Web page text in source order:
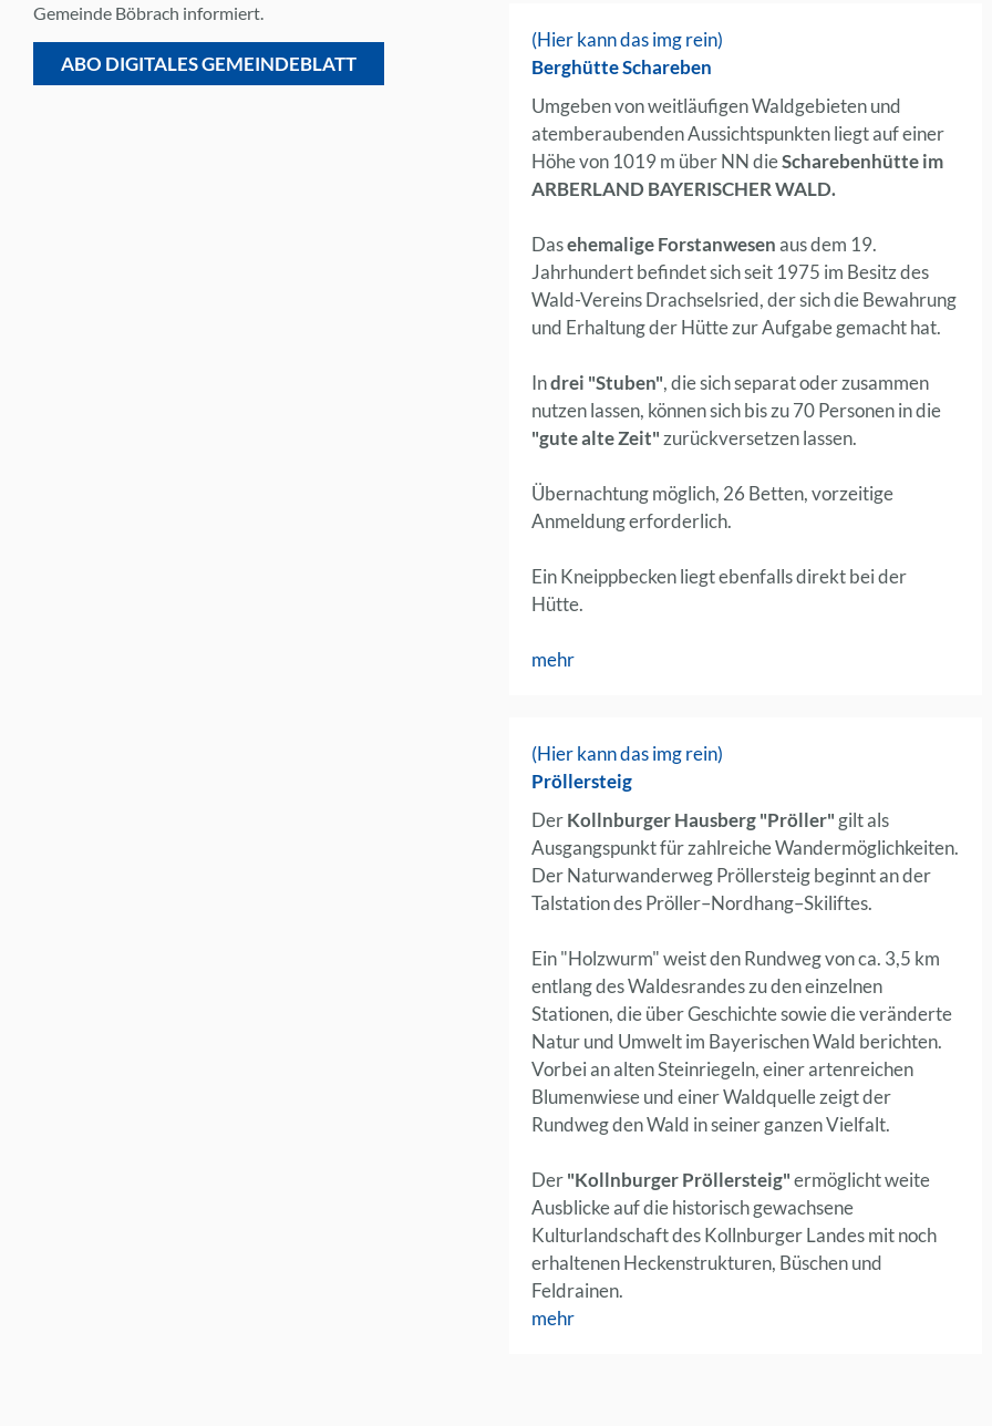
(Hier kann das img rein)
Berghütte Schareben
Umgeben von weitläufigen Waldgebieten und
atemberaubenden Aussichtspunkten liegt auf einer
Höhe von 1019 m über NN dieScharebenhütte im
ARBERLAND BAYERISCHER WALD.
Dasehemalige Forstanwesenaus dem 19.
Jahrhundert befindet sich seit 1975 im Besitz des
Wald-Vereins Drachselsried, der sich die Bewahrung
und Erhaltung der Hütte zur Aufgabe gemacht hat.
Indrei "Stuben", die sich separat oder zusammen
nutzen lassen, können sich bis zu 70 Personen in die
"gute alte Zeit"zurückversetzen lassen.
Übernachtung möglich, 26 Betten, vorzeitige
Anmeldung erforderlich.
Ein Kneippbecken liegt ebenfalls direkt bei der
Hütte.
mehr
(Hier kann das img rein)
Pröllersteig
DerKollnburger Hausberg "Pröller" gilt als
Ausgangspunkt für zahlreiche Wandermöglichkeiten.
Der Naturwanderweg Pröllersteig beginnt an der
Talstation des Pröller–Nordhang–Skiliftes.
Ein "Holzwurm" weist den Rundweg von ca. 3,5 km
entlang des Waldesrandes zu den einzelnen
Stationen, die über Geschichte sowie die veränderte
Natur und Umwelt im Bayerischen Wald berichten.
Vorbei an alten Steinriegeln, einer artenreichen
Blumenwiese und einer Waldquelle zeigt der
Rundweg den Wald in seiner ganzen Vielfalt.
Der"Kollnburger Pröllersteig"ermöglicht weite
Ausblicke auf die historisch gewachsene
Kulturlandschaft des Kollnburger Landes mit noch
erhaltenen Heckenstrukturen, Büschen und
Feldrainen.
mehr
Gemeinde Böbrach informiert.
ABO DIGITALES GEMEINDEBLATT